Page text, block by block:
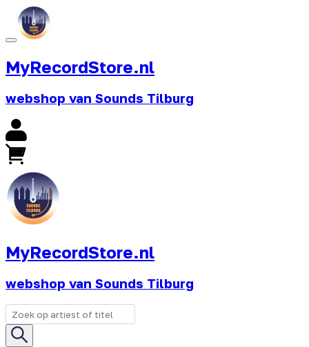
MyRecordStore.nl
webshop van Sounds Tilburg
MyRecordStore.nl
webshop van Sounds Tilburg